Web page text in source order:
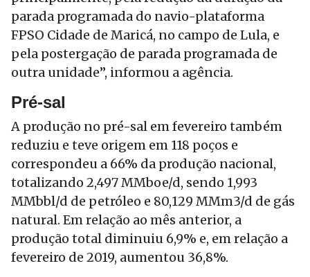
parada programada do navio-plataforma
FPSO Cidade de Maricá, no campo de Lula, e
pela postergação de parada programada de
outra unidade”, informou a agência.
Pré-sal
A produção no pré-sal em fevereiro também
reduziu e teve origem em 118 poços e
correspondeu a 66% da produção nacional,
totalizando 2,497 MMboe/d, sendo 1,993
MMbbl/d de petróleo e 80,129 MMm3/d de gás
natural. Em relação ao mês anterior, a
produção total diminuiu 6,9% e, em relação a
fevereiro de 2019, aumentou 36,8%.